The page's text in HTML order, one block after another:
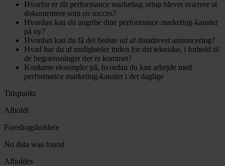
Hvorfor er dit performance marketing setup blevet sværere at
dokumentere som en succes?
Hvordan kan du angribe dine performance marketing-kanaler
på ny?
Hvordan kan du få det bedste ud af datadrevet annoncering?
Hvad har du af muligheder inden for det tekniske, i forhold til
de begrænsninger der er kommet?
Konkrete eksempler på, hvordan du kan arbejde med
performance marketing-kanaler i det daglige
Tidspunkt
Afholdt
Foredragsholdere
No data was found
Afholdes